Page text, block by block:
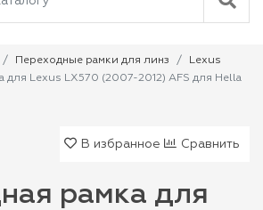
Переходные рамки для линз
Lexus
для Lexus LX570 (2007-2012) AFS для Hella
В избранное Сравнить
рамка для